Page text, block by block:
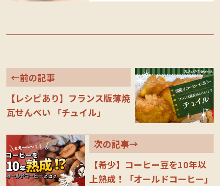
ce wi ne
←前の記事
【レシピあり】フランス版薄焼
瓦せんべい 「チュイル」
次の記事→
【希少】コーヒー豆を10年以
上熟成！「オールドコーヒー」